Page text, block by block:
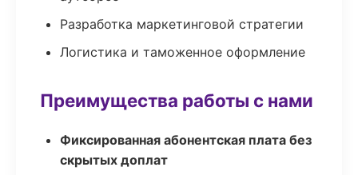
Разработка маркетинговой стратегии
Логистика и таможенное оформление
Преимущества работы с нами
Фиксированная абонентская плата без
скрытых доплат